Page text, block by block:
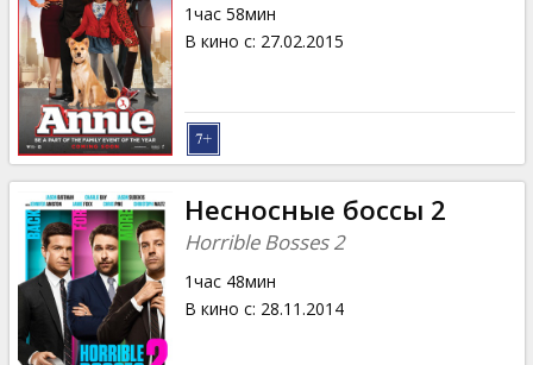
1час 58мин
В кино с: 27.02.2015
Несносные боссы 2
Horrible Bosses 2
1час 48мин
В кино с: 28.11.2014